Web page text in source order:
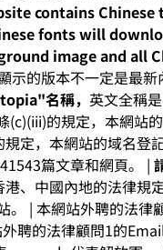
contains Chinese
fonts will
image and all
示的版本不一定是最
名稱， 英文全稱
的規定，本網站
定，本網站的域名登
篇文章和網頁。 |
、中國內地的法律規
| 本網站外聘的法律
聘的法律顧問1的